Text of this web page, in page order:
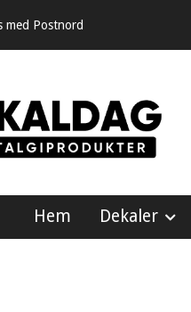
med Postnord
Hem Dekaler